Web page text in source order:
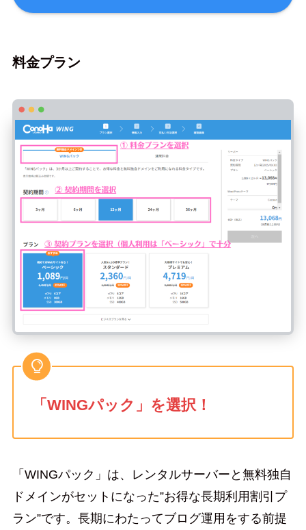
料金プラン
「WINGパック」を選択！
「WINGパック」は、レンタルサーバーと無料独自
ドメインがセットになった”お得な長期利用割引プ
ラン”です。長期にわたってブログ運用をする前提